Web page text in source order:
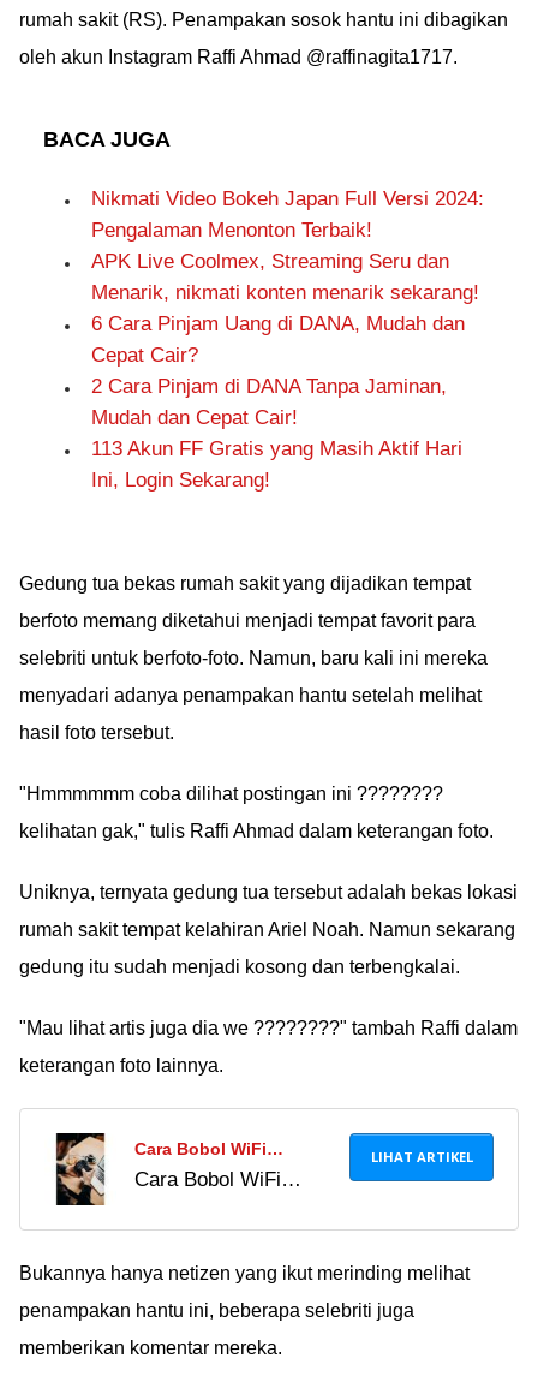
rumah sakit (RS). Penampakan sosok hantu ini dibagikan
oleh akun Instagram Raffi Ahmad @raffinagita1717.
BACA JUGA
Nikmati Video Bokeh Japan Full Versi 2024:
Pengalaman Menonton Terbaik!
APK Live Coolmex, Streaming Seru dan
Menarik, nikmati konten menarik sekarang!
6 Cara Pinjam Uang di DANA, Mudah dan
Cepat Cair?
2 Cara Pinjam di DANA Tanpa Jaminan,
Mudah dan Cepat Cair!
113 Akun FF Gratis yang Masih Aktif Hari
Ini, Login Sekarang!
Gedung tua bekas rumah sakit yang dijadikan tempat
berfoto memang diketahui menjadi tempat favorit para
selebriti untuk berfoto-foto. Namun, baru kali ini mereka
menyadari adanya penampakan hantu setelah melihat
hasil foto tersebut.
"Hmmmmmm coba dilihat postingan ini ????????
kelihatan gak," tulis Raffi Ahmad dalam keterangan foto.
Uniknya, ternyata gedung tua tersebut adalah bekas lokasi
rumah sakit tempat kelahiran Ariel Noah. Namun sekarang
gedung itu sudah menjadi kosong dan terbengkalai.
"Mau lihat artis juga dia we ????????" tambah Raffi dalam
keterangan foto lainnya.
Cara Bobol WiFi
Voucher: Mengakses
Cara Bobol WiFi
Mudah!
LIHAT ARTIKEL
Bukannya hanya netizen yang ikut merinding melihat
penampakan hantu ini, beberapa selebriti juga
memberikan komentar mereka.